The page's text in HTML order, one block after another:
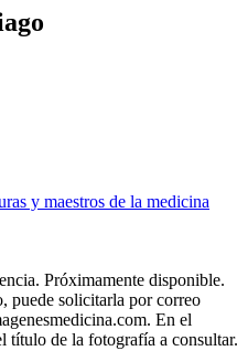
y maestros de la medicina
Próximamente disponible.
puede solicitarla por correo
En el
título de la fotografía a consultar.